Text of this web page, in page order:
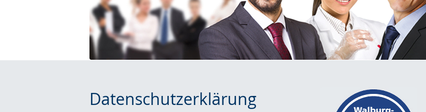
Datenschutzerklärung